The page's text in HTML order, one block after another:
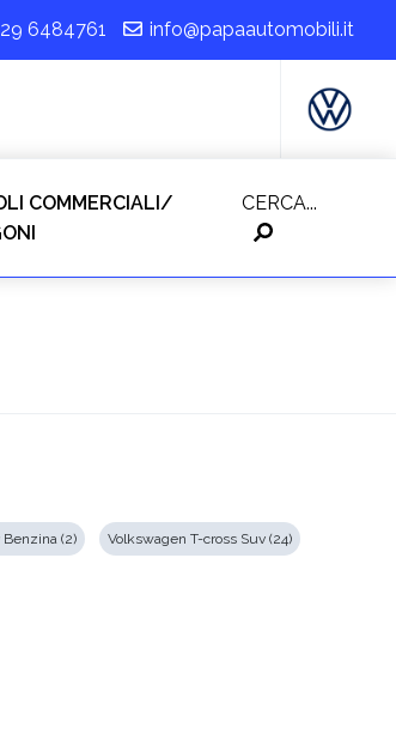
6484761 info@papaautomobili.it
COMMERCIALI/
CERCA...
(2) Volkswagen T-cross Suv (24)